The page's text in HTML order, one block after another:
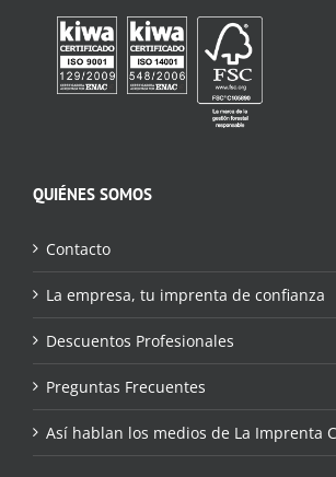
QUIÉNES SOMOS
Contacto
La empresa, tu imprenta de confianza
Descuentos Profesionales
Preguntas Frecuentes
Así hablan los medios de La Imprenta